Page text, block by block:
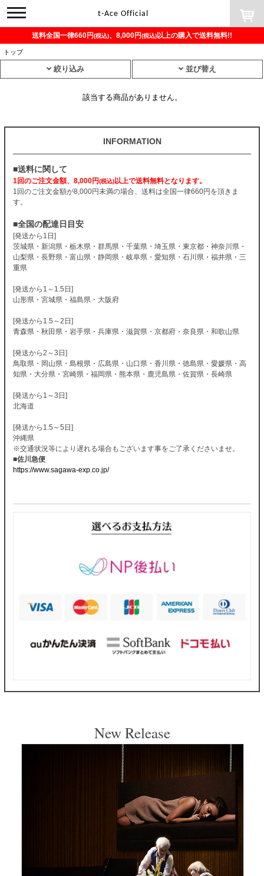
toggle
navigation
t-Ace Official
送料全国一律660円(税込)、8,000円(税込)以上の購入で送料無料!!
トップ
絞り込み 並び替え
該当する商品がありません。
INFORMATION
■送料に関して
1回のご注文金額、8,000円(税込)以上で送料無料となります。
1回のご注文金額が8,000円未満の場合、送料は全国一律660円を頂きま
す。
■全国の配達日目安
[発送から1日]
茨城県・新潟県・栃木県・群馬県・千葉県・埼玉県・東京都・神奈川県・
山梨県・長野県・富山県・静岡県・岐阜県・愛知県・石川県・福井県・三
重県
[発送から1～1.5日]
山形県・宮城県・福島県・大阪府
[発送から1.5～2日]
青森県・秋田県・岩手県・兵庫県・滋賀県・京都府・奈良県・和歌山県
[発送から2～3日]
鳥取県・岡山県・島根県・広島県・山口県・香川県・徳島県・愛媛県・高
知県・大分県・宮崎県・福岡県・熊本県・鹿児島県・佐賀県・長崎県
[発送から1～3日]
北海道
[発送から1.5～5日]
沖縄県
※交通状況等により遅れる場合もございます事をご了承くださいませ。
■佐川急便
https://www.sagawa-exp.co.jp/
New Release